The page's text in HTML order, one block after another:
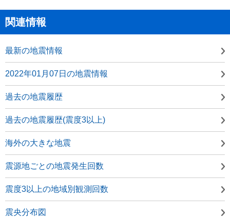
関連情報
最新の地震情報
2022年01月07日の地震情報
過去の地震履歴
過去の地震履歴(震度3以上)
海外の大きな地震
震源地ごとの地震発生回数
震度3以上の地域別観測回数
震央分布図